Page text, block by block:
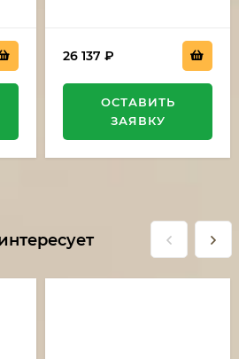
26 137 ₽
ОСТАВИТЬ
ЗАЯВКУ